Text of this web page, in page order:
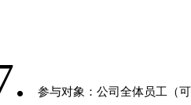
参与对象：公司全体员工（